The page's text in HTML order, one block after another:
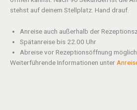
stehst auf deinem Stellplatz. Hand drauf.
Anreise auch außerhalb der
Spätanreise bis 22.00 Uhr
Abreise vor Rezeptionsöffnung möglich
Weiterführende Informationen unter